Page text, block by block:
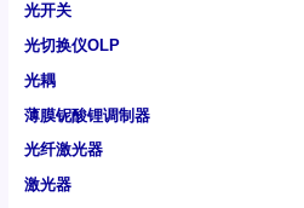
光开关
光切换仪OLP
光耦
薄膜铌酸锂调制器
光纤激光器
激光器